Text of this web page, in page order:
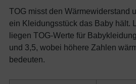
TOG misst den Wärmewiderstand
ein Kleidungsstück das Baby hält.
liegen TOG-Werte für
und 3,5, wobei höhere Zahlen
bedeuten.